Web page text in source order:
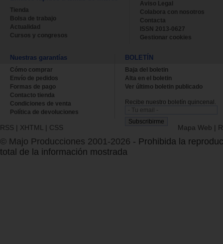
Tienda
Bolsa de trabajo
Actualidad
Cursos y congresos
Aviso Legal
Colabora con nosotros
Contacta
ISSN 2013-0627
Gestionar cookies
Nuestras garantías
Cómo comprar
Envío de pedidos
Formas de pago
Contacto tienda
Condiciones de venta
Política de devoluciones
BOLETÍN
Baja del boletin
Alta en el boletin
Ver último boletin publicado
Recibe nuestro boletín quincenal.
RSS | XHTML | CSS Mapa Web |
© Majo Producciones 2001-2026 - Prohibida la
total de la información mostrada